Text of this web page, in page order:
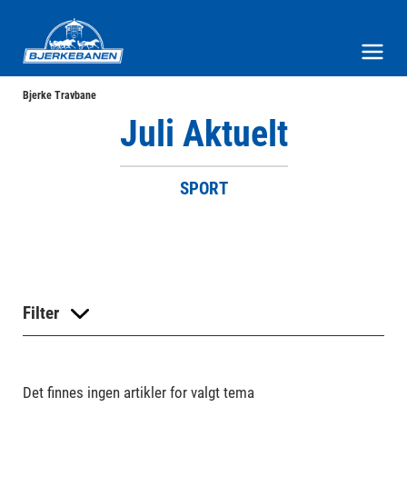
Bjerke Travbane
Juli Aktuelt
SPORT
Filter
Det finnes ingen artikler for valgt tema